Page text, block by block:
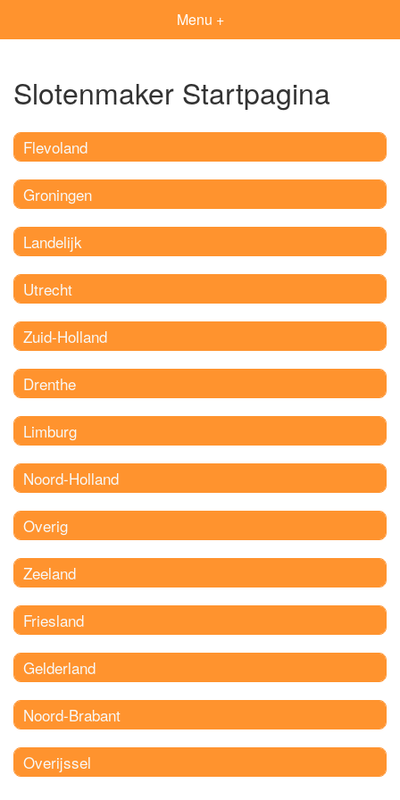
Menu +
Slotenmaker Startpagina
Flevoland
Groningen
Landelijk
Utrecht
Zuid-Holland
Drenthe
Limburg
Noord-Holland
Overig
Zeeland
Friesland
Gelderland
Noord-Brabant
Overijssel